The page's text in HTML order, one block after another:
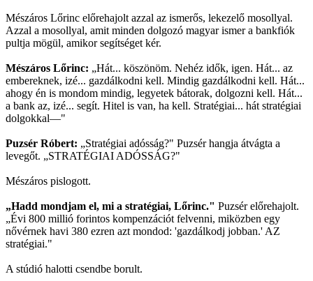
Mészáros Lőrinc előrehajolt azzal az ismerős, lekezelő mosollyal.
Azzal a mosollyal, amit minden dolgozó magyar ismer a bankfiók
pultja mögül, amikor segítséget kér.
Mészáros Lőrinc: „Hát... köszönöm. Nehéz idők, igen. Hát... az
embereknek, izé... gazdálkodni kell. Mindig gazdálkodni kell. Hát...
ahogy én is mondom mindig, legyetek bátorak, dolgozni kell. Hát...
a bank az, izé... segít. Hitel is van, ha kell. Stratégiai... hát stratégiai
dolgokkal—"
Puzsér Róbert: „Stratégiai adósság?" Puzsér hangja átvágta a
levegőt. „STRATÉGIAI ADÓSSÁG?"
Mészáros pislogott.
„Hadd mondjam el, mi a stratégiai, Lőrinc." Puzsér előrehajolt.
„Évi 800 millió forintos kompenzációt felvenni, miközben egy
nővérnek havi 380 ezren azt mondod: 'gazdálkodj jobban.' AZ
stratégiai."
A stúdió halotti csendbe borult.